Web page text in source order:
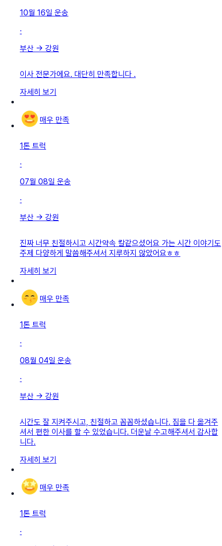
10월 16일 운송
·
부산 → 강원
이사 전문가에요. 대단히 만족합니다 .
자세히 보기
매우 만족
1톤 트럭
·
07월 08일 운송
·
부산 → 강원
진짜 너무 친절하시고 시간약속 칼같으셨어요 가는 시간 이야기도
주제 다양하게 말씀해주셔서 지루하지 않았어요ㅎㅎ
자세히 보기
매우 만족
1톤 트럭
·
08월 04일 운송
·
부산 → 강원
시간도 잘 지켜주시고, 친절하고 꼼꼼하셨습니다. 짐을 다 옮겨주
셔서 편한 이사를 할 수 있었습니다. 더운날 수고해주셔서 감사합
니다.
자세히 보기
매우 만족
1톤 트럭
·